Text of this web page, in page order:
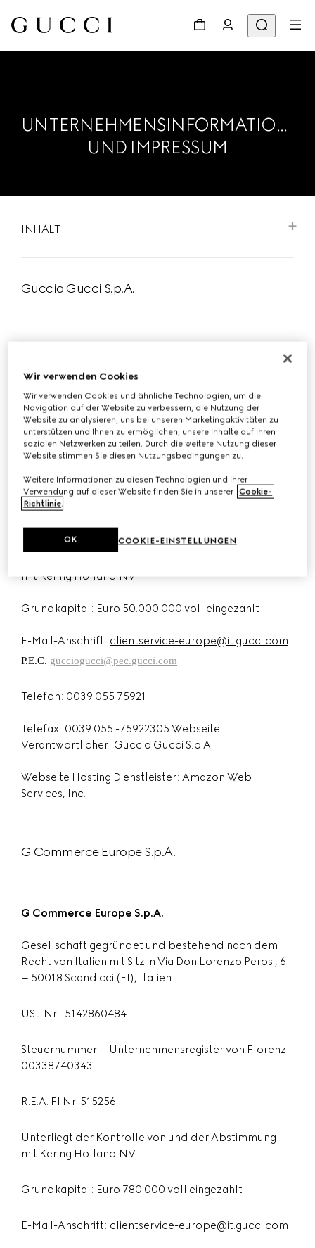
UNTERNEHMENSINFORMATIONEN
UND IMPRESSUM
INHALT
Guccio Gucci S.p.A.
Gesellschaft gegründet und bestehend nach dem
Recht von Italien mit Sitz in Via Tornabuoni 73/r, 50123
Florenz, Italien
USt-Nr.: 04294710480
Steuernummer – Unternehmensregister von Florenz:
03031300159
R.E.A. FI Nr. 438090
mit Kering Holland NV
Grundkapital: Euro 50.000.000 voll eingezahlt
E-Mail-Anschrift: clientservice-europe@it.gucci.com
P.E.C. gucciogucci@pec.gucci.com
Telefon: 0039 055 75921
Telefax: 0039 055 -75922305 Webseite
Verantwortlicher: Guccio Gucci S.p.A.
Webseite Hosting Dienstleister: Amazon Web
Services, Inc.
G Commerce Europe S.p.A.
G Commerce Europe S.p.A.
Gesellschaft gegründet und bestehend nach dem
Recht von Italien mit Sitz in Via Don Lorenzo Perosi, 6
– 50018 Scandicci (FI), Italien
USt-Nr.: 5142860484
Steuernummer – Unternehmensregister von Florenz:
00338740343
R.E.A. FI Nr. 515256
Unterliegt der Kontrolle von und der Abstimmung
mit Kering Holland NV
Grundkapital: Euro 780.000 voll eingezahlt
E-Mail-Anschrift: clientservice-europe@it.gucci.com
Wir verwenden Cookies
Wir verwenden Cookies und ähnliche Technologien, um die
Navigation auf der Website zu verbessern, die Nutzung der
Website zu analysieren, uns bei unseren Marketingaktivitäten zu
unterstützen und Ihnen zu ermöglichen, unsere Inhalte auf Ihren
sozialen Netzwerken zu teilen. Durch die weitere Nutzung dieser
Website stimmen Sie diesen Nutzungsbedingungen zu.
Weitere Informationen zu diesen Technologien und ihrer
Verwendung auf dieser Website finden Sie in unserer Cookie-
Richtlinie.
COOKIE-EINSTELLUNGEN
OK